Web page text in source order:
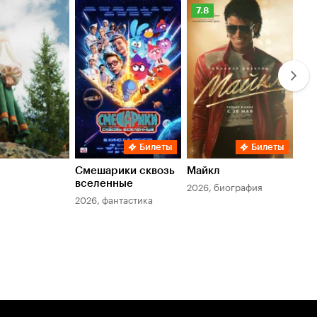
Билеты
Смешарики сквозь
вселенные
2026, фантастика
Рейтинг
Кинопоиска
7.8
Билеты
Майкл
2026, биография